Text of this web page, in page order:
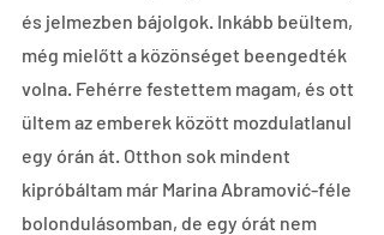
és jelmezben bájolgok. Inkább beültem,
még mielőtt a közönséget beengedték
volna. Fehérre festettem magam, és ott
ültem az emberek között mozdulatlanul
egy órán át. Otthon sok mindent
kipróbáltam már Marina Abramović-féle
bolondulásomban, de egy órát nem